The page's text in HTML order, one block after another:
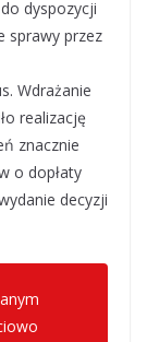
dyspozycji
sprawy przez
Wdrażanie
realizację
znacznie
o dopłaty
decyzji